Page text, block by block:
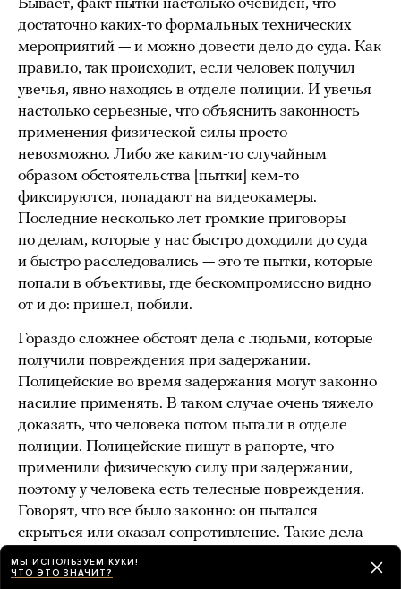
Бывает, факт пытки настолько очевиден, что
достаточно каких-то формальных технических
мероприятий — и можно довести дело до суда. Как
правило, так происходит, если человек получил
увечья, явно находясь в отделе полиции. И увечья
настолько серьезные, что объяснить законность
применения физической силы просто
невозможно. Либо же каким-то случайным
образом обстоятельства [пытки] кем-то
фиксируются, попадают на видеокамеры.
Последние несколько лет громкие приговоры
по делам, которые у нас быстро доходили до суда
и быстро расследовались — это те пытки, которые
попали в объективы, где бескомпромиссно видно
от и до: пришел, побили.
Гораздо сложнее обстоят дела с людьми, которые
получили повреждения при задержании.
Полицейские во время задержания могут законно
насилие применять. В таком случае очень тяжело
доказать, что человека потом пытали в отделе
полиции. Полицейские пишут в рапорте, что
применили физическую силу при задержании,
поэтому у человека есть телесные повреждения.
Говорят, что все было законно: он пытался
скрыться или оказал сопротивление. Такие дела
обычно долго расследуются, и нам приходится
обращаться в Европейский суд.
МЫ ИСПОЛЬЗУЕМ КУКИ!
ЧТО ЭТО ЗНАЧИТ?